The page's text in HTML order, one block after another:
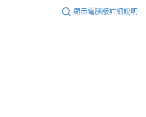
顯示電腦版詳細說明